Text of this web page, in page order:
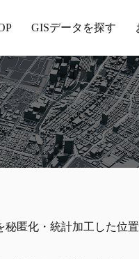
GISデータを探す
匿化・統計加工した位